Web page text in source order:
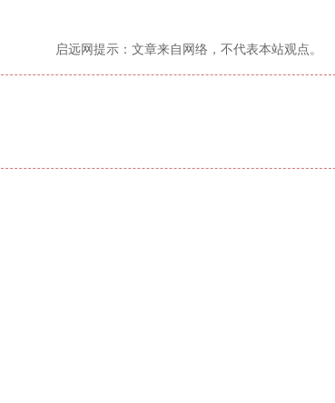
启远网提示：文章来自网络，不代表本站观点。